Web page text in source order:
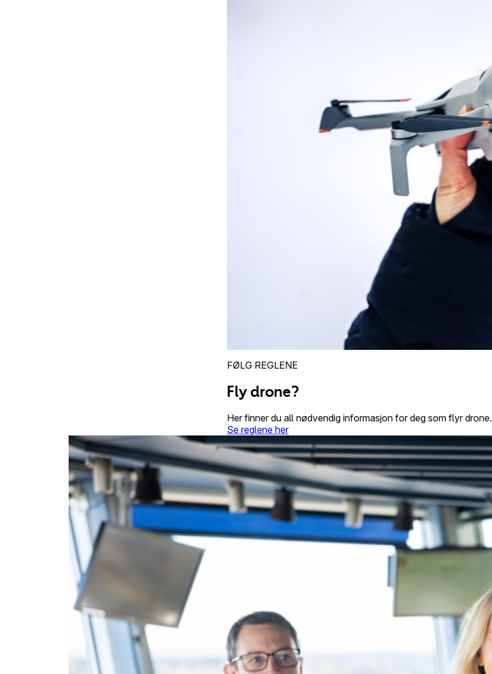
FØLG REGLENE
Fly drone?
Her finner du all nødvendig informasjon for deg som flyr drone.
Se reglene her